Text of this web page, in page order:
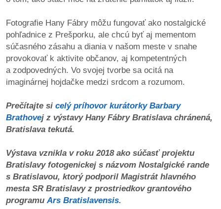
/
výstavy
o
nás
podporte
nás
podporili
nás
autorské
zázemie
Fotografie Hany Fábry môžu fungovať ako nostalgické
pohľadnice z Prešporku, ale chcú byť aj mementom
súčasného zásahu a diania v našom meste v snahe
provokovať k aktivite občanov, aj kompetentných
a zodpovedných. Vo svojej tvorbe sa ocitá na
imaginárnej hojdačke medzi srdcom a rozumom.
Prečítajte si celý príhovor kurátorky Barbary
Brathovej z výstavy Hany Fábry Bratislava chránená,
Bratislava tekutá.
Výstava vznikla v roku 2018 ako súčasť projektu
Bratislavy fotogenickej s názvom Nostalgické rande
s Bratislavou, ktorý podporil Magistrát hlavného
mesta SR Bratislavy z prostriedkov grantového
programu Ars Bratislavensis.